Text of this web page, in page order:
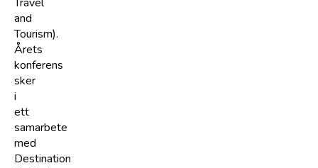
and
Tourism).
Årets
konferens
sker
i
ett
samarbete
med
Destination